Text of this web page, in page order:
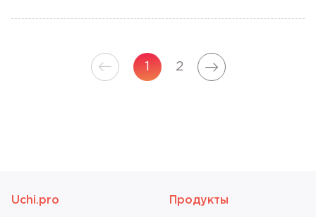
arrow_forward 1 2 arrow_forward
Uchi.pro Продукты